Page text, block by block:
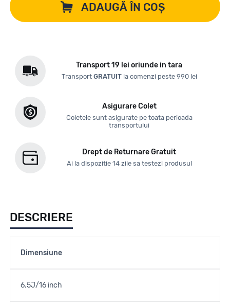
ADAUGĂ ÎN COȘ
Transport 19 lei oriunde in tara
Transport GRATUITla comenzi peste 990 lei
Asigurare Colet
Coletele sunt asigurate pe toata perioada
transportului
Drept de Returnare Gratuit
Ai la dispozitie 14 zile sa testezi produsul
DESCRIERE
Dimensiune
6.5J/16 inch